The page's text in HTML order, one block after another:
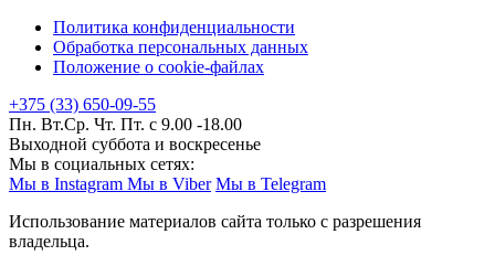
Политика конфиденциальности
Обработка персональных данных
Положение о cookie-файлах
+375 (33) 650-09-55
Пн. Вт.Ср. Чт. Пт. с 9.00 -18.00
Выходной суббота и воскресенье
Мы в социальных сетях:
Мы в Instagram Мы в Viber Мы в Telegram
Использование материалов сайта только с разрешения
владельца.